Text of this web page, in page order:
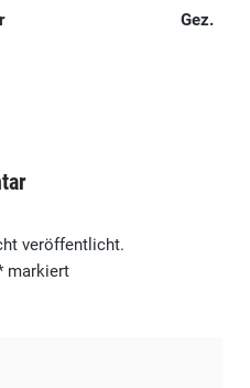
Gez.
veröffentlicht.
markiert